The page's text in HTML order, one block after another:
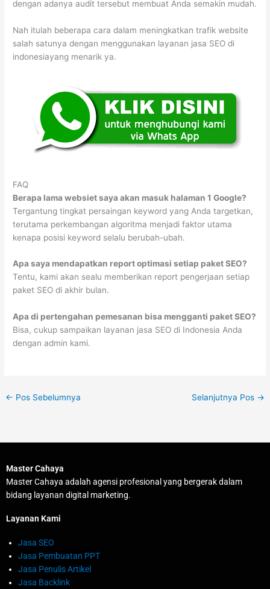
dengan adanya audit tersebut membuat Anda semakin mudah.
Nah itulah beberapa cara dalam meningkatkan trafik website
salah satunya dengan menggunakan layanan jasa SEO di
indonesiayang menarik ya.
FAQ
Berapa lama websiet saya akan masuk halaman 1 Google?
Tergantung tingkat persaingan keyword yang Anda targetkan,
terutama perkembangan algoritma menjadi faktor utama
kenapa posisi keyword selalu berubah-ubah.
Apa saya mendapatkan report optimasi setiap paket SEO?
Tentu, kami akan sealu memberikan report pengerjaan setiap
paket SEO di akhir bulan.
Apa di pertengahan pemesanan bisa mengganti paket SEO?
Bisa, cukup sampaikan layanan jasa SEO di Indonesia Anda
dengan admin kami.
← Pos Sebelumnya Selanjutnya Pos →
Master Cahaya
Master Cahaya adalah agensi profesional yang bergerak dalam
bidang layanan digital marketing.
Layanan Kami
Jasa SEO
Jasa Pembuatan PPT
Jasa Penulis Artikel
Jasa Backlink